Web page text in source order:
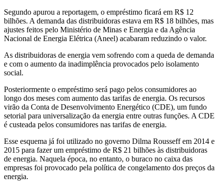
Segundo apurou a reportagem, o empréstimo ficará em R$ 12
bilhões. A demanda das distribuidoras estava em R$ 18 bilhões, mas
ajustes feitos pelo Ministério de Minas e Energia e da Agência
Nacional de Energia Elétrica (Aneel) acabaram reduzindo o valor.
As distribuidoras de energia vem sofrendo com a queda de demanda
e com o aumento da inadimplência provocados pelo isolamento
social.
Posteriormente o empréstimo será pago pelos consumidores ao
longo dos meses com aumento das tarifas de energia. Os recursos
virão da Conta de Desenvolvimento Energético (CDE), um fundo
setorial para universalização da energia entre outras funções. A CDE
é custeada pelos consumidores nas tarifas de energia.
Esse esquema já foi utilizado no governo Dilma Rousseff em 2014 e
2015 para fazer um empréstimo de R$ 21 bilhões às distribuidoras
de energia. Naquela época, no entanto, o buraco no caixa das
empresas foi provocado pela política de congelamento dos preços da
energia.